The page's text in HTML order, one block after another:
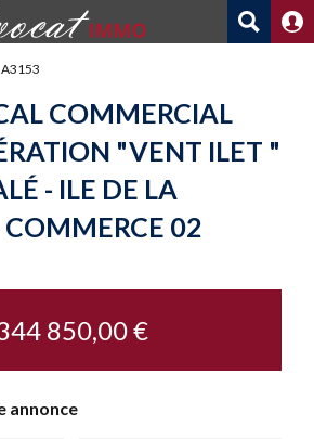
A3153
COMMERCIAL
"VENT ILET "
- ILE DE LA
02
850,00 €
annonce